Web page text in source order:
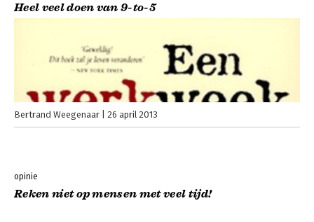
Heel veel doen van 9-to-5
Bertrand Weegenaar 26 april 2013
opinie
Reken niet op mensen met veel tijd!